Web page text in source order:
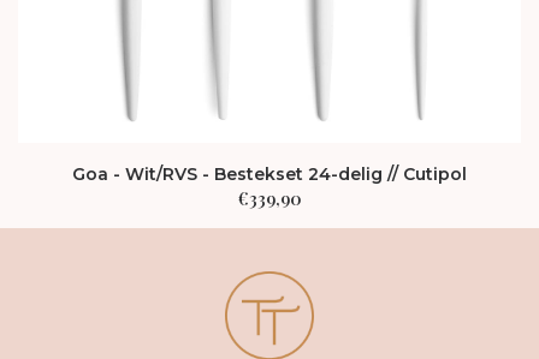
Goa - Wit/RVS - Bestekset 24-delig // Cutipol
€339,90